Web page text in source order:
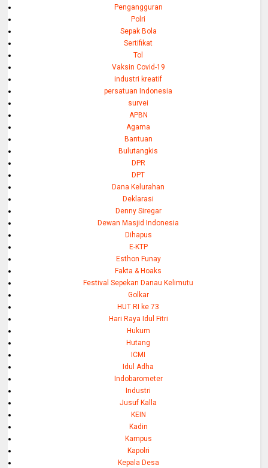
Pengangguran
Polri
Sepak Bola
Sertifikat
Tol
Vaksin Covid-19
industri kreatif
persatuan Indonesia
survei
APBN
Agama
Bantuan
Bulutangkis
DPR
DPT
Dana Kelurahan
Deklarasi
Denny Siregar
Dewan Masjid Indonesia
Dihapus
E-KTP
Esthon Funay
Fakta & Hoaks
Festival Sepekan Danau Kelimutu
Golkar
HUT RI ke 73
Hari Raya Idul Fitri
Hukum
Hutang
ICMI
Idul Adha
Indobarometer
Industri
Jusuf Kalla
KEIN
Kadin
Kampus
Kapolri
Kepala Desa